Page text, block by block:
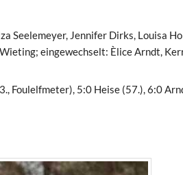
Seelemeyer, Jennifer Dirks, Louisa
eingewechselt: Èlice Arndt,
Foulelfmeter), 5:0 Heise (57.), 6:0